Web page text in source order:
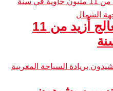
طنجة المتوسط يعالج أزيد من 11